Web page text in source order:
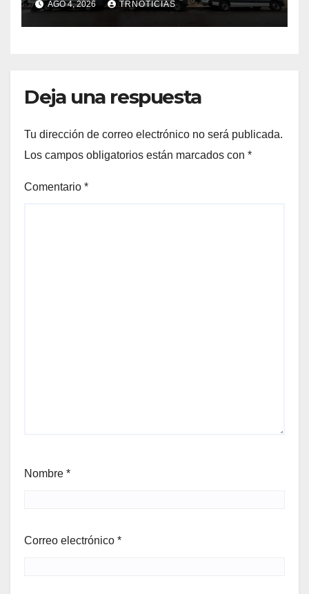
Cauquenes y Sagrada Familia
AGO 4, 2026 TRNOTICIAS
Deja una respuesta
Tu dirección de correo electrónico no será publicada.
Los campos obligatorios están marcados con *
Comentario *
Nombre *
Correo electrónico *